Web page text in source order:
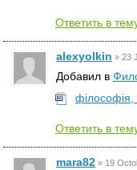
Ответить в
alexyolkin » 23
Добавил в
Ответить в
mara82 » 19